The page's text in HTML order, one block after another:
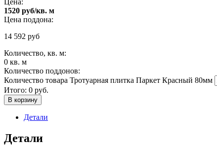
1520 руб/кв. м
Цена поддона:
14 592 руб
Количество, кв. м:
0 кв. м
Количество поддонов:
Количество товара Тротуарная плитка Паркет Красный 80мм
Итого: 0 руб.
В корзину
Детали
Детали